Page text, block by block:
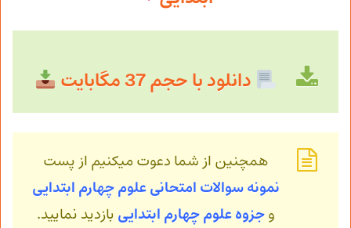
دانلود با حجم 37 مگابایت
همچنین از شما دعوت میکنیم از پست
نمونه سوالات امتحانی علوم چهارم ابتدایی
وجزوه علوم چهارم ابتدایی بازدید نمایید.